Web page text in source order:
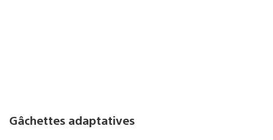
Gâchettes adaptatives